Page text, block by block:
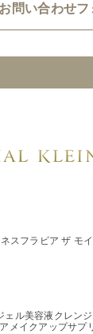
お問い合わせフ
スフラビア ザ モ
ェル美容液 クレン
メイクアップサプ